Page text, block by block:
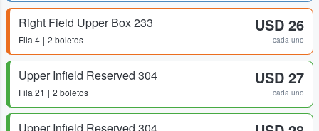
Right Field Upper Box 233
Fila 4 2 boletos
USD 26
cada uno
Upper Infield Reserved 304
Fila 21 2 boletos
USD 27
cada uno